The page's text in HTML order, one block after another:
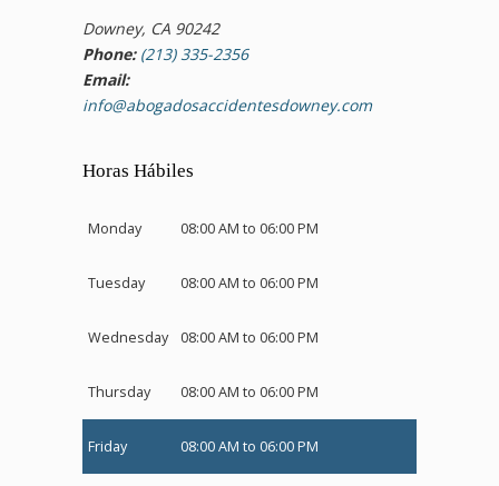
Downey, CA 90242
Phone: (213) 335-2356
Email:
info@abogadosaccidentesdowney.com
Horas Hábiles
Monday 08:00 AM to 06:00 PM
Tuesday 08:00 AM to 06:00 PM
Wednesday 08:00 AM to 06:00 PM
Thursday 08:00 AM to 06:00 PM
Friday 08:00 AM to 06:00 PM